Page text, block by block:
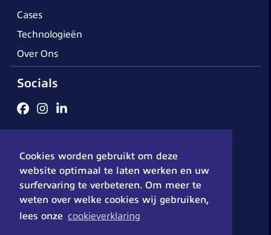
Cookies worden gebruikt om deze
website optimaal te laten werken en uw
surfervaring te verbeteren. Om meer te
weten over welke cookies wij gebruiken,
lees onze cookieverklaring
Cases
Technologieën
Over Ons
Socials
Privacybeleid© 2026 - DX-Solutions